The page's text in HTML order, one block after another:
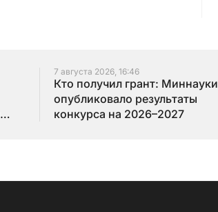
7 августа 2026, 16:46
Кто получил грант: Миннауки
опубликовало результаты
конкурса на 2026–2027